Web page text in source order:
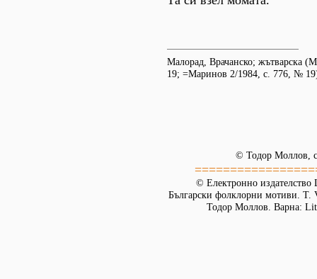
Малорад, Врачанско; жътварска
19; =Маринов 2/1984, с. 776, №
© Тодор Моллов,
© Електронно издателство
Български фолклорни мотиви.
Тодор Моллов. Варна: